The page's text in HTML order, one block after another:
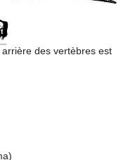
des vertèbres est